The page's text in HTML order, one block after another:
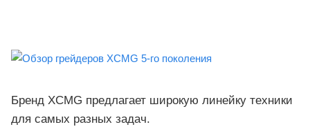
Бренд XCMG предлагает широкую линейку техники
для самых разных задач.